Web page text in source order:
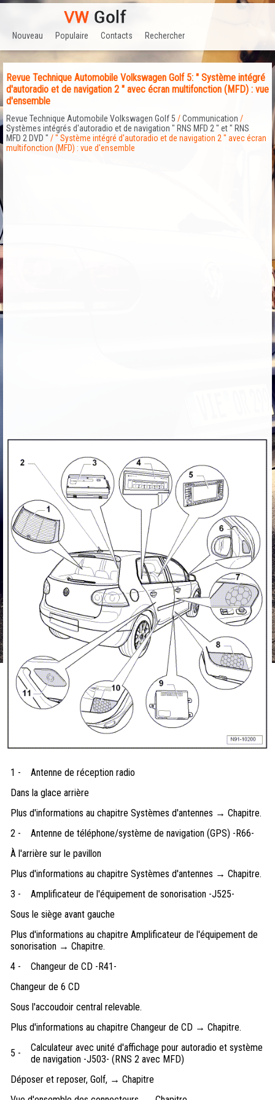
Nouveau Populaire Contacts Rechercher
Revue Technique Automobile Volkswagen Golf 5: " Système intégré
d'autoradio et de navigation 2 " avec écran multifonction (MFD) : vue
d'ensemble
Revue Technique Automobile Volkswagen Golf 5 /Communication /
Systèmes intégrés d'autoradio et de navigation " RNS MFD 2 " et " RNS
MFD 2 DVD " / " Système intégré d'autoradio et de navigation 2 " avec écran
multifonction (MFD) : vue d'ensemble
1 -
Antenne de réception radio
Dans la glace arrière
Plus d'informations au chapitre Systèmes d'antennes → Chapitre.
2 -
Antenne de téléphone/système de navigation (GPS) -R66-
À l'arrière sur le pavillon
Plus d'informations au chapitre Systèmes d'antennes → Chapitre.
3 -
Amplificateur de l'équipement de sonorisation -J525-
Sous le siège avant gauche
Plus d'informations au chapitre Amplificateur de l'équipement de
sonorisation → Chapitre.
4 -
Changeur de CD -R41-
Changeur de 6 CD
Sous l'accoudoir central relevable.
Plus d'informations au chapitre Changeur de CD → Chapitre.
5 -
Calculateur avec unité d'affichage pour autoradio et système
de navigation -J503- (RNS 2 avec MFD)
Déposer et reposer, Golf, → Chapitre